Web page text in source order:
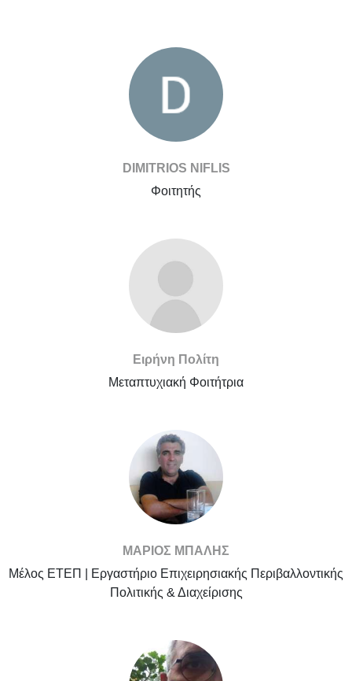
DIMITRIOS NIFLIS
Φοιτητής
Ειρήνη Πολίτη
Μεταπτυχιακή Φοιτήτρια
ΜΑΡΙΟΣ ΜΠΑΛΗΣ
Μέλος ΕΤΕΠ | Εργαστήριο Επιχειρησιακής Περιβαλλοντικής
Πολιτικής & Διαχείρισης